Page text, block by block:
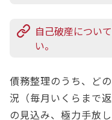
自己破産につい
い。
債務整理のうち、ど
況（毎月いくらまで
の見込み、極力手放